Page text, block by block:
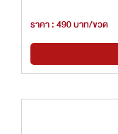
ราคา : 490 บาท/ขวด